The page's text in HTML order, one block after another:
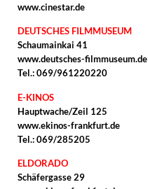
www.cinestar.de
DEUTSCHES FILMMUSEUM
Schaumainkai 41
www.deutsches-filmmuseum.de
Tel.: 069/961220220
E-KINOS
Hauptwache/Zeil 125
www.ekinos-frankfurt.de
Tel.: 069/285205
ELDORADO
Schäfergasse 29